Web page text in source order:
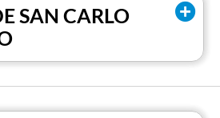
SAN CARLO